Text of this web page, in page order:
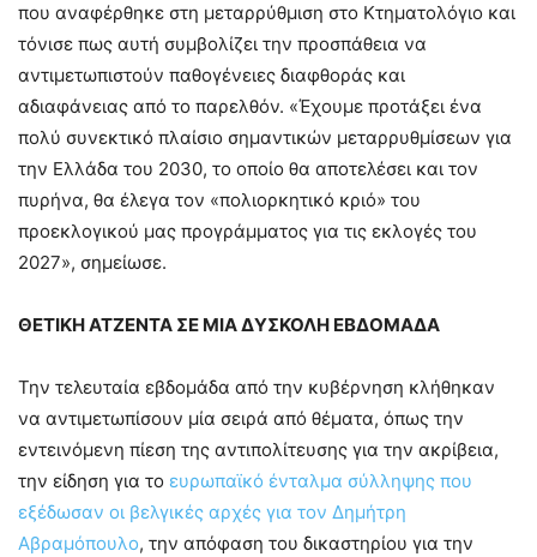
που αναφέρθηκε στη μεταρρύθμιση στο Κτηματολόγιο και
τόνισε πως αυτή συμβολίζει την προσπάθεια να
αντιμετωπιστούν παθογένειες διαφθοράς και
αδιαφάνειας από το παρελθόν. «Έχουμε προτάξει ένα
πολύ συνεκτικό πλαίσιο σημαντικών μεταρρυθμίσεων για
την Ελλάδα του 2030, το οποίο θα αποτελέσει και τον
πυρήνα, θα έλεγα τον «πολιορκητικό κριό» του
προεκλογικού μας προγράμματος για τις εκλογές του
2027», σημείωσε.
ΘΕΤΙΚΗ ΑΤΖΕΝΤΑ ΣΕ ΜΙΑ ΔΥΣΚΟΛΗ ΕΒΔΟΜΑΔΑ
Την τελευταία εβδομάδα από την κυβέρνηση κλήθηκαν
να αντιμετωπίσουν μία σειρά από θέματα, όπως την
εντεινόμενη πίεση της αντιπολίτευσης για την ακρίβεια,
την είδηση για το ευρωπαϊκό ένταλμα σύλληψης που
εξέδωσαν οι βελγικές αρχές για τον Δημήτρη
Αβραμόπουλο, την απόφαση του δικαστηρίου για την